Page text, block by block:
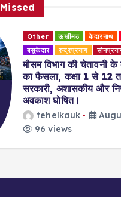
Other ऊखीमठ केदारनाथ
बसुकेदार
रुद्रप्रयाग
मौसम विभाग की चेतावनी
का फैसला, कक्षा 1 से 12
सरकारी, अशासकीय और
अवकाश घोषित।
tehelkauk
96 views